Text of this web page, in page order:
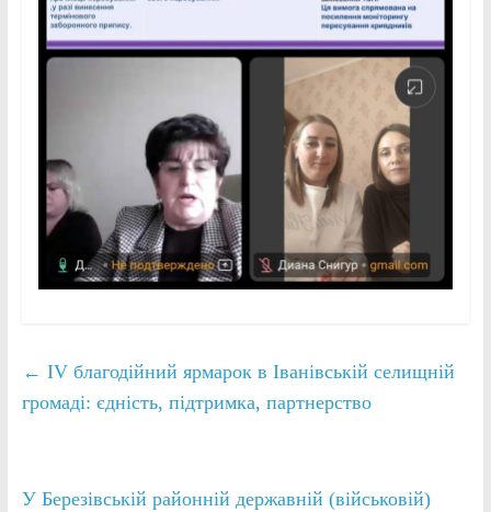
← IV благодійний ярмарок в Іванівській селищній
громаді: єдність, підтримка, партнерство
У Березівській районній державній (військовій)